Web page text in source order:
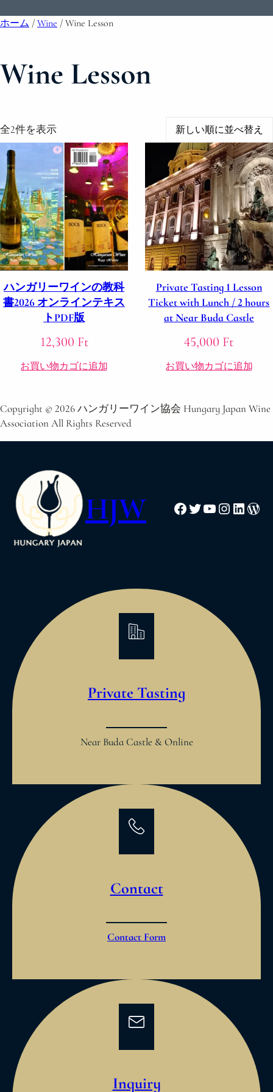
ホーム / Wine / Wine Lesson
Wine Lesson
全2件を表示新
し
い
順
ハンガリーワインの教科
書2026 オンラインテキス
トPDF版
12,300 Ft
お買い物カゴに追加
Private Tasting 1 Lesson
Ticket with Lunch / 2 hours
at Near Buda Castle
45,000 Ft
お買い物カゴに追加
Copyright © 2026 ハンガリーワイン協会 Hungary Japan Wine
Association All Rights Reserved
HJW Facebook
Twitter
YouTube
Private Tasting
Near Buda Castle & Online
Contact
Contact Form
Inquiry